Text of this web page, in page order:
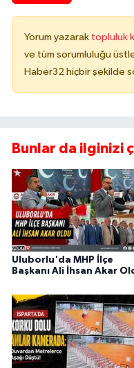
Yorum yazarak topluluk
ve tüm sorumluluğu
Haber32 hiçbir şekilde
Bunlar da ilginizi
Uluborlu'da MHP İlçe
Başkanı Ali İhsan Akar